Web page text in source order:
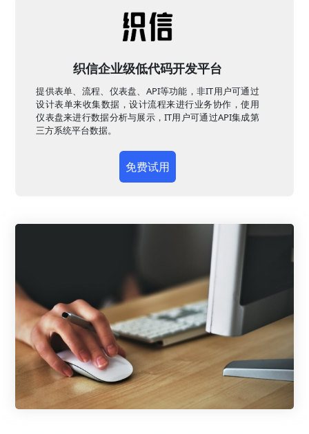
织信企业级低代码开发平台
提供表单、流程、仪表盘、API等功能，非IT用户可通过
设计表单来收集数据，设计流程来进行业务协作，使用
仪表盘来进行数据分析与展示，IT用户可通过API集成第
三方系统平台数据。
免费试用